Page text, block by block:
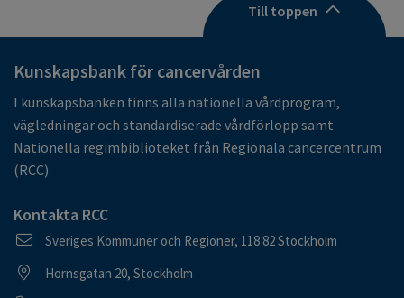
Till toppen
Kunskapsbank för cancervården
I kunskapsbanken finns alla nationella vårdprogram,
vägledningar och standardiserade vårdförlopp samt
Nationella regimbiblioteket från Regionala cancercentrum
(RCC).
Kontakta RCC
Postadress
Sveriges Kommuner och Regioner, 118 82 Stockholm
Besöksadress
Hornsgatan 20, Stockholm